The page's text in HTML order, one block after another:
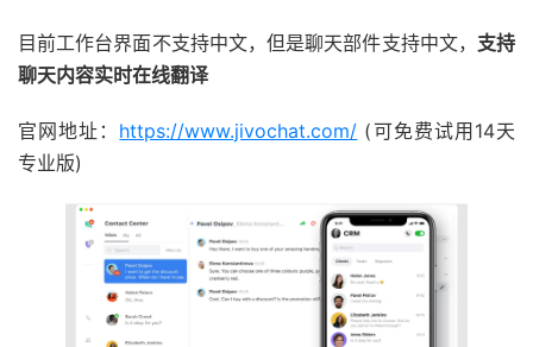
目前工作台界面不支持中文，但是聊天部件支持中文， 支持
聊天内容实时在线翻译
官网地址： https://www.jivochat.com/ (可免费试用14天
专业版)